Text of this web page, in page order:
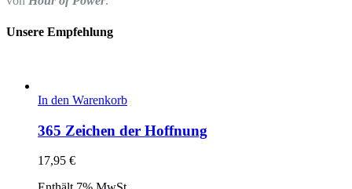
Unsere Empfehlung
In den Warenkorb
365 Zeichen der Hoffnung
17,95 €